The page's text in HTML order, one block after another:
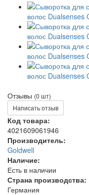
Отзывы (0 шт)
Написать отзыв
Код товара:
4021609061946
Производитель:
Goldwell
Наличие:
Есть в наличии
Страна производства:
Германия